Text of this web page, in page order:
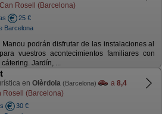
Rosell (Barcelona)
25 €
Barcelona
Manou podrán disfrutar de las instalaciones al
vuestros acontecimientos familiares con
Jardín, ...
en Olèrdola (Barcelona) a 8,4
Rosell (Barcelona)
30 €